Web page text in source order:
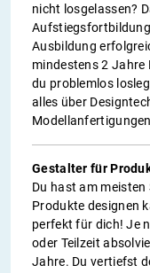
nicht losgelassen?
Ausbildung
mindestens 2
du problemlos
alles über
Gestalter für
Du hast am
Produkte designen
perfekt für dich! Je
oder Teilzeit
Jahre. Du vertiefst